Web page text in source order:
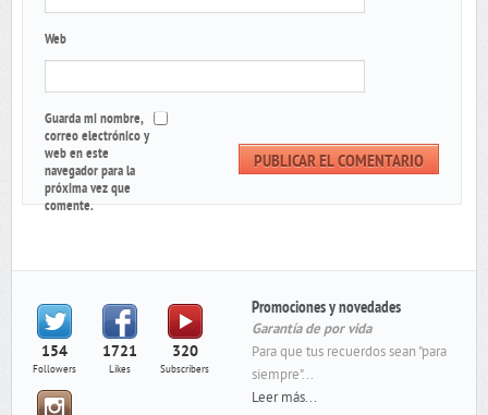
Web
Guarda mi nombre,
correo electrónico y
web en este
navegador para la
próxima vez que
comente.
154
Followers
1721
Likes
320
Subscribers
Promociones y novedades
Garantía de por vida
Para que tus recuerdos sean "para
siempre"...
Leer más...